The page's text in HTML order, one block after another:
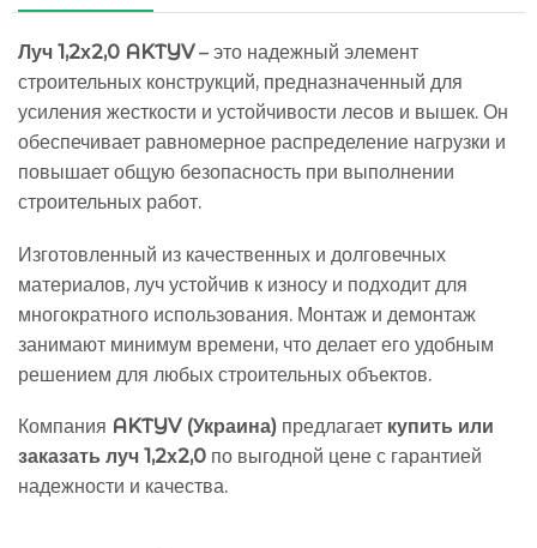
Луч 1,2х2,0 AKTYV– это надежный элемент
строительных конструкций, предназначенный для
усиления жесткости и устойчивости лесов и вышек. Он
обеспечивает равномерное распределение нагрузки и
повышает общую безопасность при выполнении
строительных работ.
Изготовленный из качественных и долговечных
материалов, луч устойчив к износу и подходит для
многократного использования. Монтаж и демонтаж
занимают минимум времени, что делает его удобным
решением для любых строительных объектов.
Компания AKTYV (Украина) предлагает купить или
заказать луч 1,2х2,0 по выгодной цене с гарантией
надежности и качества.